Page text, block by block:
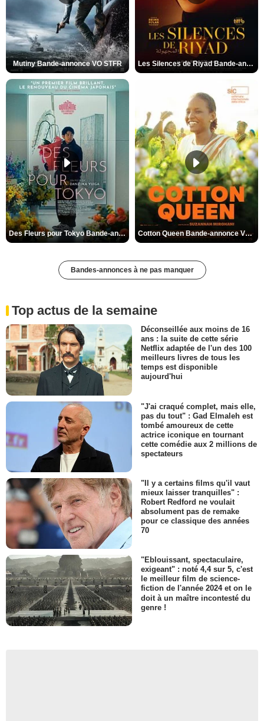
Mutiny Bande-annonce VO STFR Les Silences de Riyad Bande-annonce VO STFR
Des Fleurs pour Tokyo Bande-annonce VO STFR Cotton Queen Bande-annonce VO STFR
Bandes-annonces à ne pas manquer
Top actus de la semaine
Déconseillée aux moins de 16
ans : la suite de cette série
Netflix adaptée de l'un des 100
meilleurs livres de tous les
temps est disponible
aujourd'hui
"J'ai craqué complet, mais elle,
pas du tout" : Gad Elmaleh est
tombé amoureux de cette
actrice iconique en tournant
cette comédie aux 2 millions de
spectateurs
"Il y a certains films qu'il vaut
mieux laisser tranquilles" :
Robert Redford ne voulait
absolument pas de remake
pour ce classique des années
70
"Eblouissant, spectaculaire,
exigeant" : noté 4,4 sur 5, c'est
le meilleur film de science-
fiction de l'année 2024 et on le
doit à un maître incontesté du
genre !